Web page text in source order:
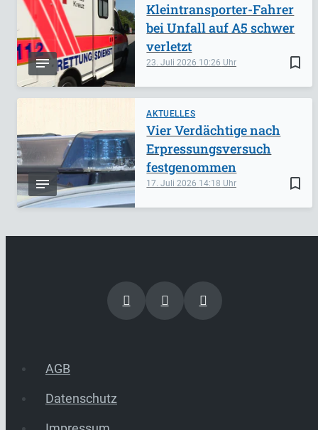
bookmark_border
23. Juli 2026 10:26
Kleintransporter-Fahrer
bei Unfall auf A5 schwer
verletzt
AKTUELLES
bookmark_border
17. Juli 2026 14:18
Vier Verdächtige nach
Erpressungsversuch
festgenommen
AGB
Datenschutz